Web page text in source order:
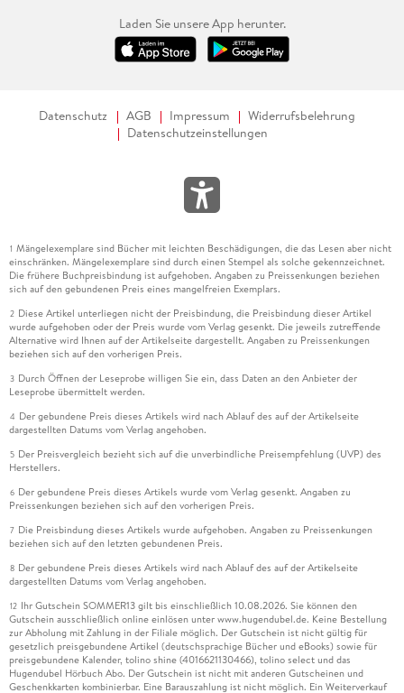
Laden Sie unsere App herunter.
Datenschutz AGB Impressum
Widerrufsbelehrung
Datenschutzeinstellungen
1 Mängelexemplare sind Bücher mit leichten Beschädigungen, die das Lesen aber nicht
einschränken. Mängelexemplare sind durch einen Stempel als solche gekennzeichnet.
Die frühere Buchpreisbindung ist aufgehoben. Angaben zu Preissenkungen beziehen
sich auf den gebundenen Preis eines mangelfreien Exemplars.
2 Diese Artikel unterliegen nicht der Preisbindung, die Preisbindung dieser Artikel
wurde aufgehoben oder der Preis wurde vom Verlag gesenkt. Die jeweils zutreffende
Alternative wird Ihnen auf der Artikelseite dargestellt. Angaben zu Preissenkungen
beziehen sich auf den vorherigen Preis.
3 Durch Öffnen der Leseprobe willigen Sie ein, dass Daten an den Anbieter der
Leseprobe übermittelt werden.
4 Der gebundene Preis dieses Artikels wird nach Ablauf des auf der Artikelseite
dargestellten Datums vom Verlag angehoben.
5 Der Preisvergleich bezieht sich auf die unverbindliche Preisempfehlung (UVP) des
Herstellers.
6 Der gebundene Preis dieses Artikels wurde vom Verlag gesenkt. Angaben zu
Preissenkungen beziehen sich auf den vorherigen Preis.
7 Die Preisbindung dieses Artikels wurde aufgehoben. Angaben zu Preissenkungen
beziehen sich auf den letzten gebundenen Preis.
8 Der gebundene Preis dieses Artikels wird nach Ablauf des auf der Artikelseite
dargestellten Datums vom Verlag angehoben.
12 Ihr Gutschein SOMMER13 gilt bis einschließlich 10.08.2026. Sie können den
Gutschein ausschließlich online einlösen unter www.hugendubel.de. Keine Bestellung
zur Abholung mit Zahlung in der Filiale möglich. Der Gutschein ist nicht gültig für
gesetzlich preisgebundene Artikel (deutschsprachige Bücher und eBooks) sowie für
preisgebundene Kalender, tolino shine (4016621130466), tolino select und das
Hugendubel Hörbuch Abo. Der Gutschein ist nicht mit anderen Gutscheinen und
Geschenkkarten kombinierbar. Eine Barauszahlung ist nicht möglich. Ein Weiterverkauf